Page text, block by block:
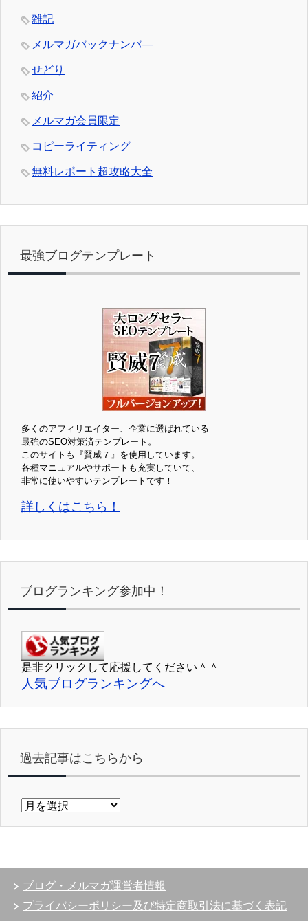
雑記
メルマガバックナンバ―
せどり
紹介
メルマガ会員限定
コピーライティング
無料レポート超攻略大全
最強ブログテンプレート
多くのアフィリエイター、企業に選ばれている
最強のSEO対策済テンプレート。
このサイトも『賢威７』を使用しています。
各種マニュアルやサポートも充実していて、
非常に使いやすいテンプレートです！
詳しくはこちら！
ブログランキング参加中！
是非クリックして応援してください＾＾
人気ブログランキングへ
過去記事はこちらから
過
ち
ら
ブログ・メルマガ運営者情報
プライバシーポリシー及び特定商取引法に基づく表記